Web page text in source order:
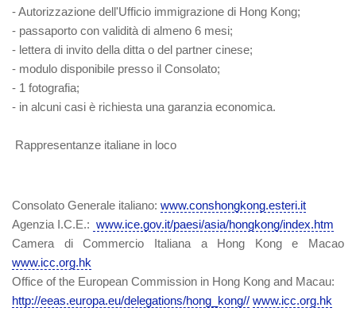
- Autorizzazione dell'Ufficio immigrazione di Hong Kong;
- passaporto con validità di almeno 6 mesi;
- lettera di invito della ditta o del partner cinese;
- modulo disponibile presso il Consolato;
- 1 fotografia;
- in alcuni casi è richiesta una garanzia economica.
Rappresentanze italiane in loco
Consolato Generale italiano: www.conshongkong.esteri.it
Agenzia I.C.E.: www.ice.gov.it/paesi/asia/hongkong/index.htm
Camera di Commercio Italiana a Hong Kong e Macao
www.icc.org.hk
Office of the European Commission in Hong Kong and Macau:
http://eeas.europa.eu/delegations/hong_kong// www.icc.org.hk